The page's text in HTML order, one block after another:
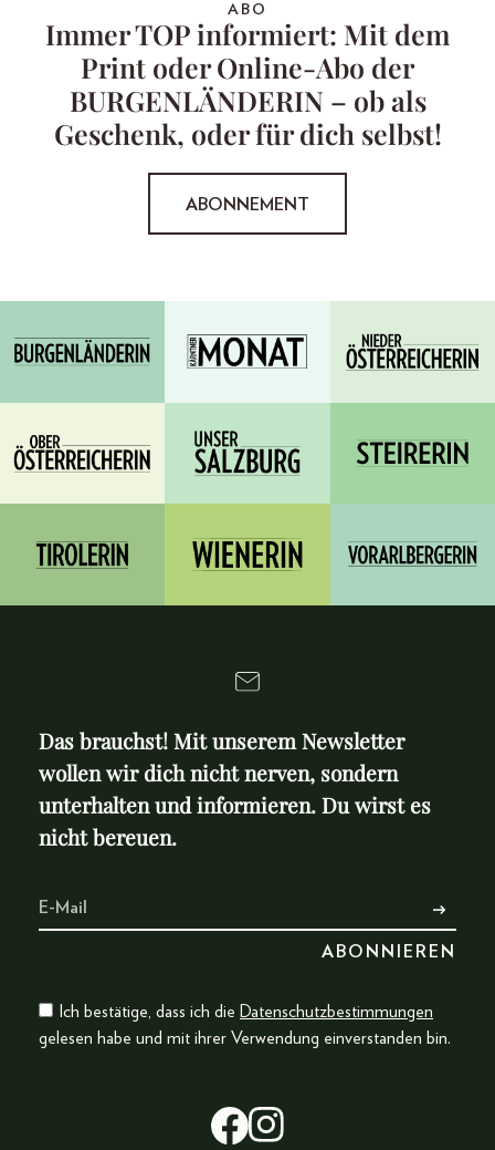
ABO
Immer TOP informiert: Mit dem
Print oder Online-Abo der
BURGENLÄNDERIN – ob als
Geschenk, oder für dich selbst!
ABONNEMENT
Das brauchst! Mit unserem Newsletter
wollen wir dich nicht nerven, sondern
unterhalten und informieren. Du wirst es
nicht bereuen.
Ich bestätige, dass ich die Datenschutzbestimmungen
gelesen habe und mit ihrer Verwendung einverstanden bin.